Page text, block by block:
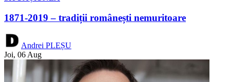
1871-2019 – tradiții românești nemuritoare
Andrei PLEȘU
Joi, 06 Aug